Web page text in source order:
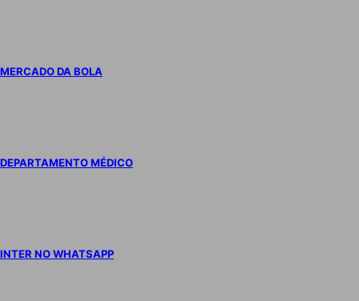
MERCADO DA BOLA
DEPARTAMENTO MÉDICO
INTER NO WHATSAPP